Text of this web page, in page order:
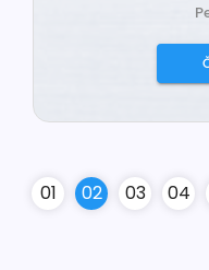
01 02 03 04